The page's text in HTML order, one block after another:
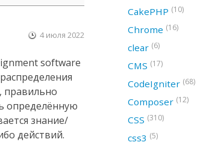
4 июля 2022
software
правильно
определённую
знание/
действий.
CakePHP (10)
Chrome (16)
clear (6)
CMS (17)
CodeIgniter (68)
Composer (12)
CSS (310)
css3 (5)